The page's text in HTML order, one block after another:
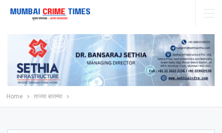
Home ताज्या बातम्या